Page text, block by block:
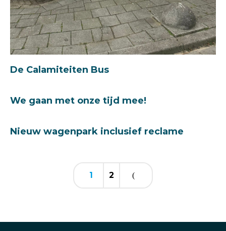
De Calamiteiten Bus
We gaan met onze tijd mee!
Nieuw wagenpark inclusief reclame
1 2